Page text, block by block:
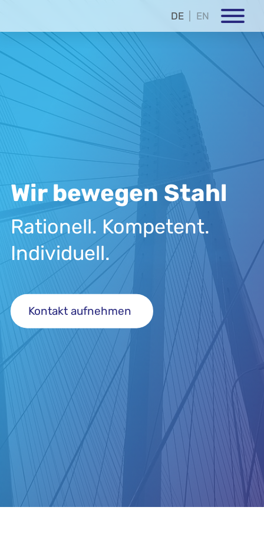
DE EN
Wir bewegen Stahl
Rationell. Kompetent.
Individuell.
Kontakt aufnehmen